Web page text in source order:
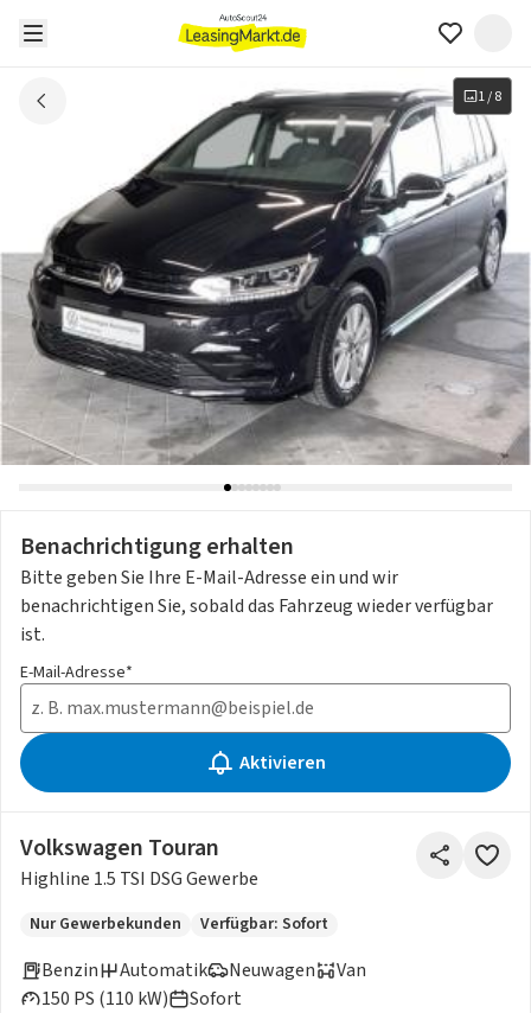
1/8
Benachrichtigung erhalten
Bitte geben Sie Ihre E-Mail-Adresse ein und wir
benachrichtigen Sie, sobald das Fahrzeug wieder verfügbar
ist.
E-Mail-Adresse*
Aktivieren
Volkswagen Touran
Highline 1.5 TSI DSG Gewerbe
Nur Gewerbekunden Verfügbar: Sofort
Benzin
Neuwagen
150 PS (110 kW)
Automatik
Van
Sofort